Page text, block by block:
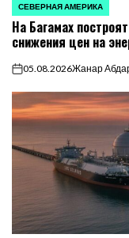
ОПУБЛИКОВАНО
В
СЕВЕРНАЯ АМЕРИКА
На Багамах
снижения цен на
on05.08.2026Жанар